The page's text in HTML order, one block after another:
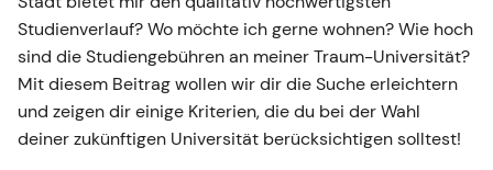
Studienverlauf? Wo möchte ich gerne wohnen? Wie hoch
sind die Studiengebühren an meiner Traum-Universität?
Mit diesem Beitrag wollen wir dir die Suche erleichtern
und zeigen dir einige Kriterien, die du bei der Wahl
deiner zukünftigen Universität berücksichtigen solltest!